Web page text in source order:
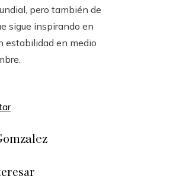
pero también de
sigue inspirando en
estabilidad en medio